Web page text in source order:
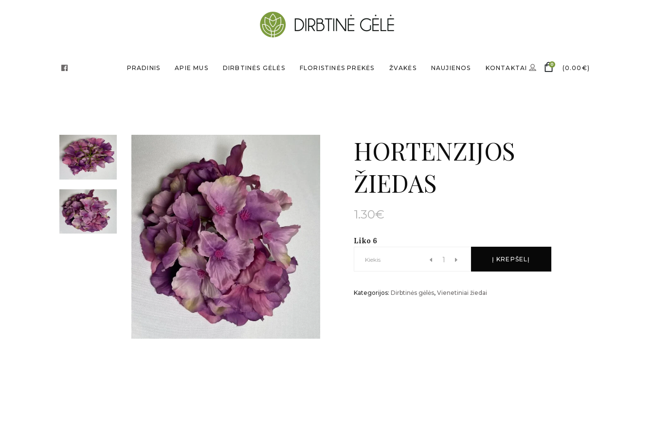
PRADINIS APIE MUS DIRBTINĖS GĖLĖS FLORISTINĖS PREKĖS ŽVAKĖS NAUJIENOS KONTAKTAI 0 (0.00 €)
HORTENZIJOS
ŽIEDAS
1.30€
Liko 6
HORTENZIJOS
Kiekis Į KREPŠELĮ
Kategorijos: Dirbtinės gėlės, Vienetiniai žiedai